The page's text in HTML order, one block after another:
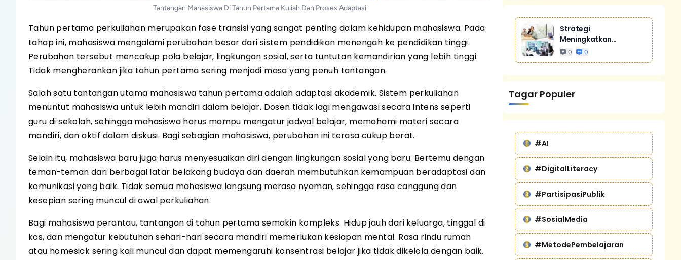
Tantangan Mahasiswa Di Tahun Pertama Kuliah Dan Proses Adaptasi
Tahun pertama perkuliahan merupakan fase transisi yang sangat penting dalam kehidupan mahasiswa. Pada
tahap ini, mahasiswa mengalami perubahan besar dari sistem pendidikan menengah ke pendidikan tinggi.
Perubahan tersebut mencakup pola belajar, lingkungan sosial, serta tuntutan kemandirian yang lebih tinggi.
Tidak mengherankan jika tahun pertama sering menjadi masa yang penuh tantangan.
Salah satu tantangan utama mahasiswa tahun pertama adalah adaptasi akademik. Sistem perkuliahan
menuntut mahasiswa untuk lebih mandiri dalam belajar. Dosen tidak lagi mengawasi secara intens seperti
guru di sekolah, sehingga mahasiswa harus mampu mengatur jadwal belajar, memahami materi secara
mandiri, dan aktif dalam diskusi. Bagi sebagian mahasiswa, perubahan ini terasa cukup berat.
Selain itu, mahasiswa baru juga harus menyesuaikan diri dengan lingkungan sosial yang baru. Bertemu dengan
teman-teman dari berbagai latar belakang budaya dan daerah membutuhkan kemampuan beradaptasi dan
komunikasi yang baik. Tidak semua mahasiswa langsung merasa nyaman, sehingga rasa canggung dan
kesepian sering muncul di awal perkuliahan.
Bagi mahasiswa perantau, tantangan di tahun pertama semakin kompleks. Hidup jauh dari keluarga, tinggal di
kos, dan mengatur kebutuhan sehari-hari secara mandiri memerlukan kesiapan mental. Rasa rindu rumah
atau homesick sering kali muncul dan dapat memengaruhi konsentrasi belajar jika tidak dikelola dengan baik.
Strategi
Meningkatkan
Penjualan Melalui
0 0
Tagar Populer
#AI
#DigitalLiteracy
#PartisipasiPublik
#SosialMedia
#MetodePembelajaran